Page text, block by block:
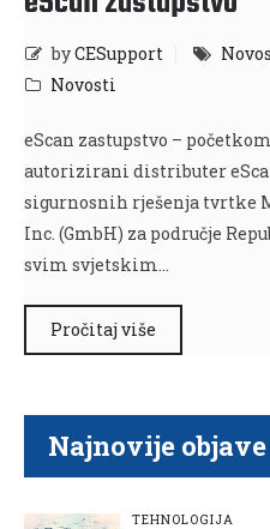
byCESupport
Novosti
eScan zastupstvo –
autorizirani distributer
sigurnosnih rješenja tvrtke
Inc. (GmbH) za područje
svim svjetskim…
Pročitaj više
Najnovije objave
TEHNOLOGIJA